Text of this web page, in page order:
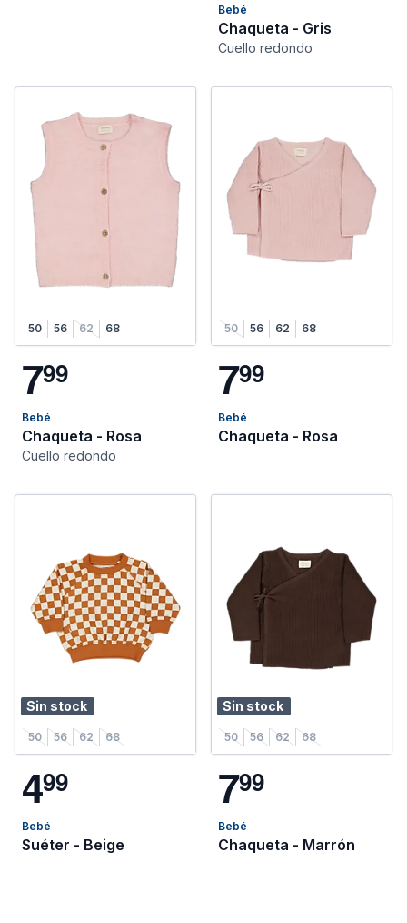
Bebé
Chaqueta - Gris
Cuello redondo
50 56 62 68
799
Bebé
Chaqueta - Rosa
Cuello redondo
50 56 62 68
799
Bebé
Chaqueta - Rosa
Sin stock
50 56 62 68
499
Bebé
Suéter - Beige
Sin stock
50 56 62 68
799
Bebé
Chaqueta - Marrón